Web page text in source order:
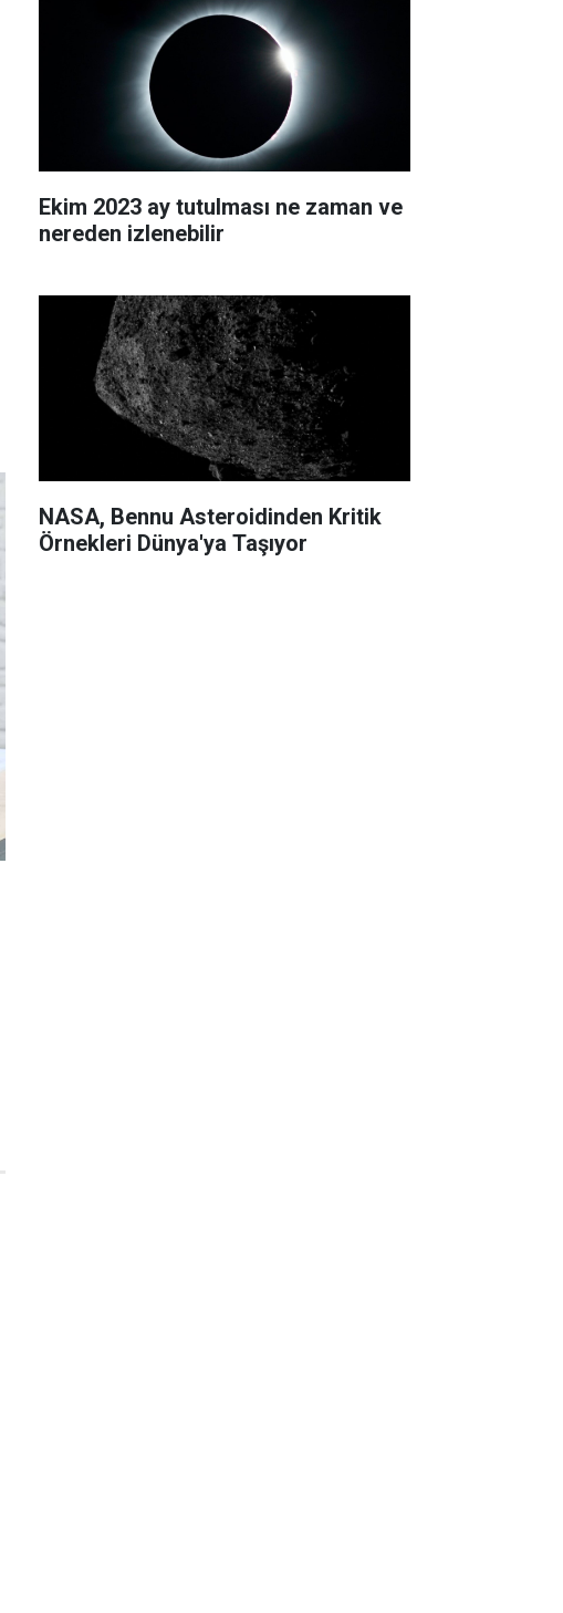
Ekim 2023 ay tutulması ne zaman ve
nereden izlenebilir
NASA, Bennu Asteroidinden Kritik
Örnekleri Dünya'ya Taşıyor